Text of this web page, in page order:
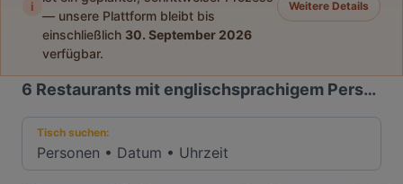
i
— unsere Plattform bleibt bis
einschließlich 30. September 2026
verfügbar.
Weitere Details
6 Restaurants mit englischsprachigem Personal in Lichtenberg, Berlin
Tisch suchen:
Personen • Datum • Uhrzeit